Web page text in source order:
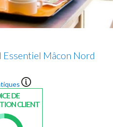
Mâcon Nord
DE
CLIENT